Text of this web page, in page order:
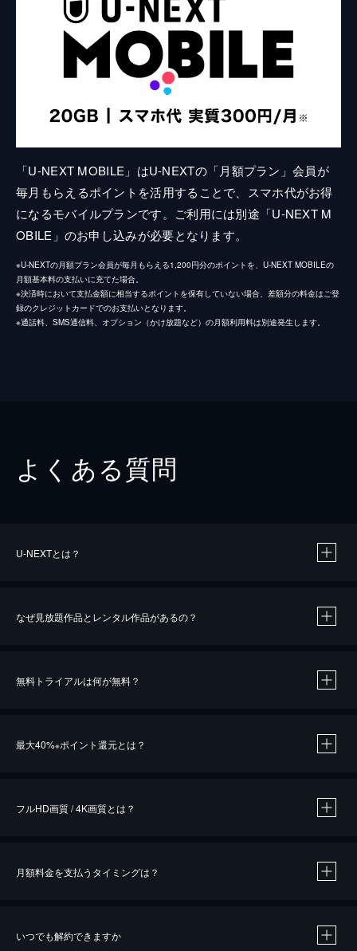
「U-NEXT MOBILE」はU-NEXTの「月額プラン」会員が
毎月もらえるポイントを活用することで、スマホ代がお得
になるモバイルプランです。ご利用には別途「U-NEXT M
OBILE」のお申し込みが必要となります。
※U-NEXTの月額プラン会員が毎月もらえる1,200円分のポイントを、U-NEXT MOBILEの
月額基本料の支払いに充てた場合。
※決済時において支払金額に相当するポイントを保有していない場合、差額分の料金はご登
録のクレジットカードでのお支払いとなります。
※通話料、SMS通信料、オプション（かけ放題など）の月額利用料は別途発生します。
よくある質問
U-NEXTとは？
なぜ見放題作品とレンタル作品があるの？
無料トライアルは何が無料？
最大40%※ポイント還元とは？
※40％ポイント還元の対象は、クレジットカード決済による作品の購入 / レンタルです。
フルHD画質 / 4K画質とは？
月額料金を支払うタイミングは？
いつでも解約できますか